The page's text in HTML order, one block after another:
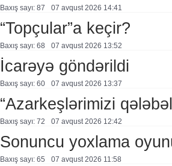
Baxış sayı: 87 07 avqust 2026 14:41
“Topçular”a keçir?
Baxış sayı: 68 07 avqust 2026 13:52
İcarəyə göndərildi
Baxış sayı: 60 07 avqust 2026 13:37
“Azarkeşlərimizi
Baxış sayı: 72 07 avqust 2026 12:42
Sonuncu yoxlama
Baxış sayı: 65 07 avqust 2026 11:58